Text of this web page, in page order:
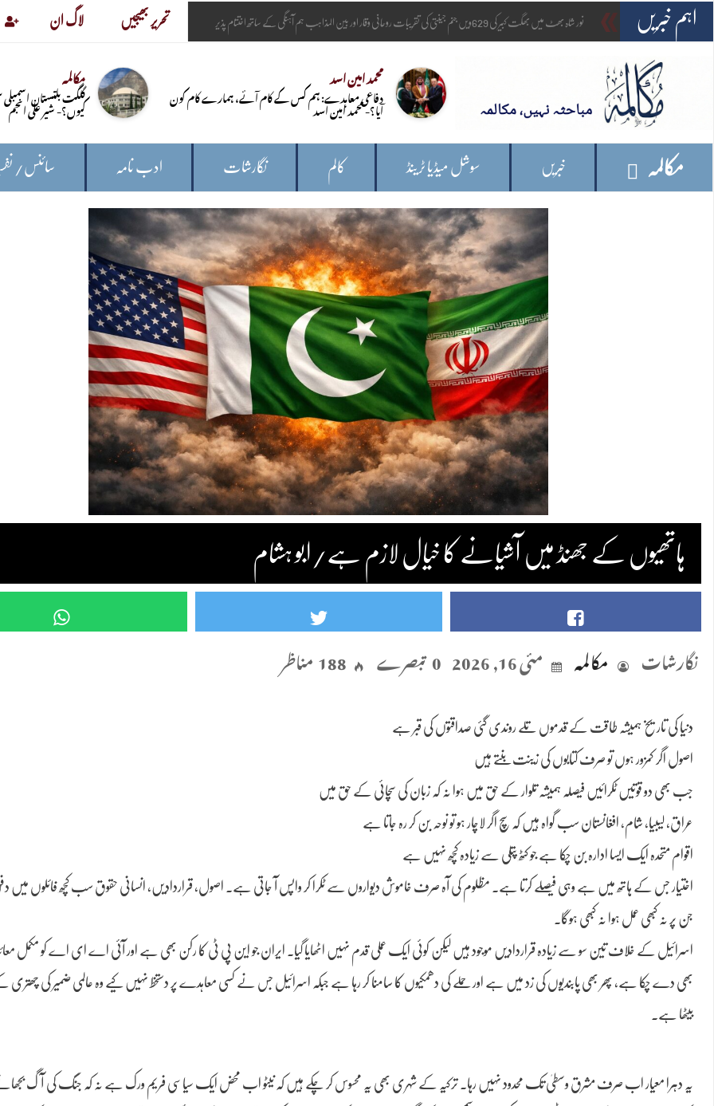
تحریر بھیجیں لاگ ان اہم خبریں امریکہ: وائٹ ہاؤ _
محمد امین اسد
دفاعی معاہدے: ہم کس کے کام آئے، ہمارے کام کون
آیا؟- محمد امین اسد
مکالمہ
گلگت بلتستان
کیوں؟- شیر علی انجم
مکالمہ خبریں سوشل میڈیا ٹرینڈ کالم نگارشات ادب نامہ سائنس/
ہاتھیوں کے جھنڈ میں آشیانے کا خیال لازم ہے/ابو ہشام
نگارشات مکالمہ مئی 16, 2026 0 تبصرے 188 مناظر
دنیا کی تاریخ ہمیشہ طاقت کے قدموں تلے روندی گئی صداقتوں کی قبر ہے
اصول اگر کمزور ہوں تو صرف کتابوں کی زینت بنتے ہیں
جب بھی دو قوتیں ٹکرائیں فیصلہ ہمیشہ تلوار کے حق میں ہوا نہ کہ زبان کی سچائی کے حق میں
عراق، لیبیا، شام، افغانستان سب گواہ ہیں کہ سچ اگر لاچار ہو تو نوحہ بن کر رہ جاتا ہے
اقوام متحدہ ایک ایسا ادارہ بن چکا ہے جو کٹھ پتلی سے زیادہ کچھ نہیں ہے
اختیار جس کے ہاتھ میں ہے وہی فیصلے کرتا ہے۔ مظلوم کی آہ صرف خاموش دیواروں سے ٹکرا کر واپس آ جاتی ہے۔ اصول، قراردادیں، انسانی حقوق سب کچھ فائلوں میں
جن پر نہ کبھی عمل ہوا نہ کبھی ہوگا۔
اسرائیل کے خلاف تین سو سے زیادہ قراردادیں موجود ہیں لیکن کوئی ایک عملی قدم نہیں اٹھایا گیا۔ ایران جو این پی ٹی کا رکن بھی ہے اور آئی اے ای اے کو مکمل
بھی دے چکا ہے، پھر بھی پابندیوں کی زد میں ہے اور حملے کی دھمکیوں کا سامنا کر رہا ہے جبکہ اسرائیل جس نے کسی معاہدے پر دستخط نہیں کیے وہ عالمی ضمیر کی چھتری
بیٹھا ہے۔
یہ دہرا معیار اب صرف مشرق وسطیٰ تک محدود نہیں رہا۔ ترکیہ کے شہری بھی یہ محسوس کر چکے ہیں کہ نیٹو اب محض ایک سیاسی فریم ورک ہے نہ کہ جنگ کی آگ بجھانے